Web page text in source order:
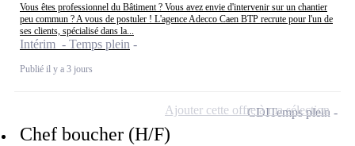
Vous êtes professionnel du Bâtiment ? Vous avez envie d'intervenir sur un chantier
peu commun ? A vous de postuler ! L'agence Adecco Caen BTP recrute pour l'un de
ses clients, spécialisé dans la...
Intérim - Temps plein
Publié il y a 3 jours
Chef boucher (H/F)
CDITemps plein
Ajouter cette offre à ma sélection